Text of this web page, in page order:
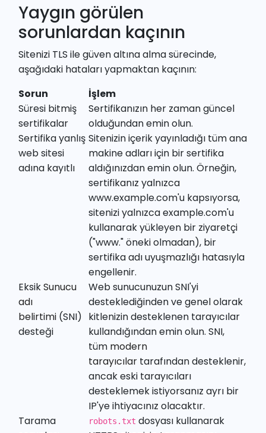
Yaygın görülen
sorunlardan kaçının
Sitenizi TLS ile güven altına alma sürecinde,
aşağıdaki hataları yapmaktan kaçının:
Sorun
İşlem
Süresi bitmiş
sertifikalar
Sertifikanızın her zaman güncel
olduğundan emin olun.
Sertifika yanlış
web sitesi
adına kayıtlı
Sitenizin içerik yayınladığı tüm ana
makine adları için bir sertifika
aldığınızdan emin olun. Örneğin,
sertifikanız yalnızca
www.example.com'u kapsıyorsa,
sitenizi yalnızca example.com'u
kullanarak yükleyen bir ziyaretçi
("www." öneki olmadan), bir
sertifika adı uyuşmazlığı hatasıyla
engellenir.
EksikSunucu
adı
belirtimi (SNI)
desteği
Web sunucunuzun SNI'yi
desteklediğinden ve genel olarak
kitlenizin desteklenen tarayıcılar
kullandığından emin olun. SNI,
tüm modern
tarayıcılar tarafından desteklenir,
ancak eski tarayıcıları
desteklemek istiyorsanız ayrı bir
IP'ye ihtiyacınız olacaktır.
Tarama
robots.txt dosyası kullanarak